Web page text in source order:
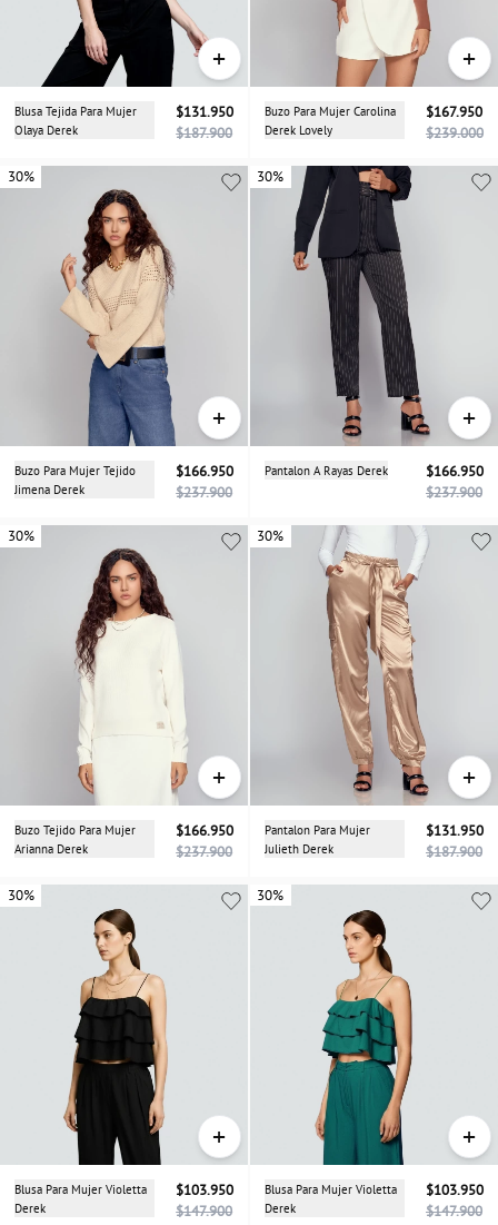
+
Blusa Tejida Para Mujer
Olaya Derek
$131.950
$187.900
+
Buzo Para Mujer Carolina
Derek Lovely
$167.950
$239.000
30% 30%
+
Buzo Para Mujer Tejido
Jimena Derek
$166.950
$237.900
30%
+
Pantalon A Rayas Derek
$166.950
$237.900
30% 30%
+
Buzo Tejido Para Mujer
Arianna Derek
$166.950
$237.900
30%
+
Pantalon Para Mujer
Julieth Derek
$131.950
$187.900
30% 30%
+
Blusa Para Mujer Violetta
Derek
$103.950
$147.900
30%
+
Blusa Para Mujer Violetta
Derek
$103.950
$147.900